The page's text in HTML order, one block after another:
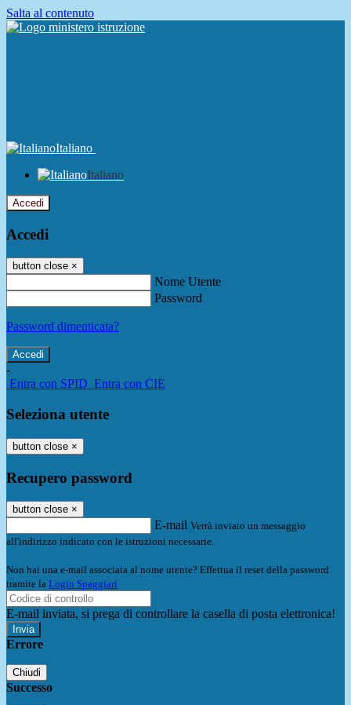
Salta al contenuto
Italiano
Italiano
Accedi
Accedi
button close ×
Nome Utente
Password
Password dimenticata?
-
Entra con SPID Entra con CIE
Seleziona utente
button close ×
Recupero password
button close ×
E-mail Verrà inviato un messaggio
all'indirizzo indicato con le istruzioni necessarie.
Non hai una e-mail associata al nome utente? Effettua il reset della password
tramite la Login Spaggiari
E-mail inviata, si prega di controllare la casella di posta elettronica!
Errore
Chiudi
Successo